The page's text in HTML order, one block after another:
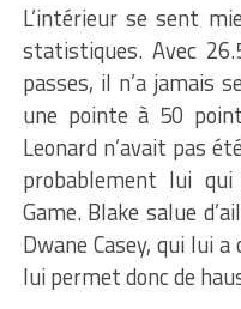
L’intérieur se sent
statistiques. Avec
passes, il n’a jamais
une pointe à 50
Leonard n’avait pas
probablement lui
Game. Blake salue
Dwane Casey, qui lui
lui permet donc de